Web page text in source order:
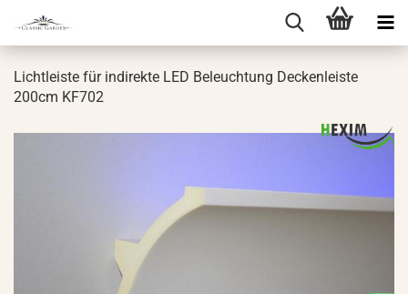
Licht­leis­te für in­di­rek­te LED Be­leuch­tung De­cken­leis­te
200cm KF702